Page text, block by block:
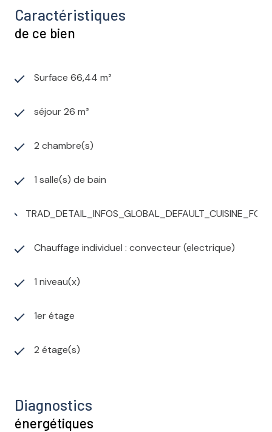
Caractéristiques
de ce bien
Surface 66,44 m²
séjour 26 m²
2 chambre(s)
1 salle(s) de bain
Chauffage individuel : convecteur (electrique)
1 niveau(x)
1er étage
2 étage(s)
Diagnostics
énergétiques